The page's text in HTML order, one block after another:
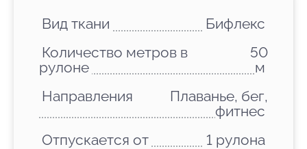
Вид ткани
Бифлекс
Количество метров в
рулоне
50
м
Направления
Плаванье, бег,
фитнес
Отпускается от
1 рулона